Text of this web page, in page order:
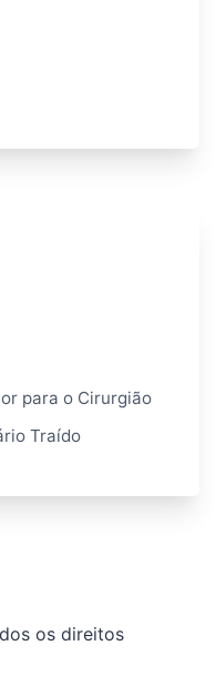
para o Cirurgião
Traído
os direitos